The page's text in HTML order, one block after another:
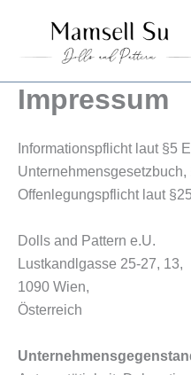
springen
Impressum
Informationspflicht laut §5
Offenlegungspflicht laut
Dolls and Pattern e.U.
Lustkandlgasse 25-27, 13,
1090 Wien,
Österreich